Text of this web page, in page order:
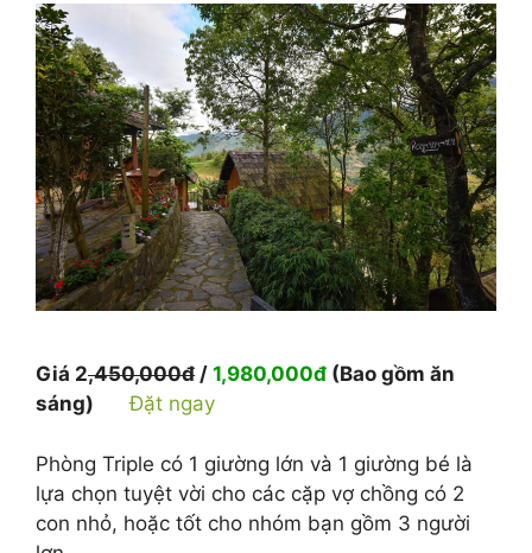
Giá 2,450,000đ / 1,980,000đ (Bao gồm ăn
sáng)
Đặt ngay
Phòng Triple có 1 giường lớn và 1 giường bé là
lựa chọn tuyệt vời cho các cặp vợ chồng có 2
con nhỏ, hoặc tốt cho nhóm bạn gồm 3 người